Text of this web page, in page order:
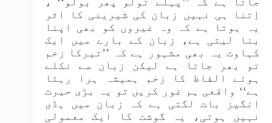
اِتنا ہی نہیں زبان کی شیرینی کا اثر
یہ ہوتا ہے کہ وہ غیروں کو بھی اپنا
بنا لیتی ہے، زبان کے بارے میں ایک
کہاوت یہ بھی مشہور ہے کہ ’’تیرکا زخم
تو بھر جاتا ہے لیکن زبان سے نکلے
ہوئے الفاظ کا زخم ہمیشہ ہرا رہتا
ہے‘‘ واقعی ہم غور کریں تو یہ بڑی حیرت
انگیز بات لگتی ہے کہ زبان میں ہڈی
نہیں ہوتی، یہ گوشت کا ایک معمولی